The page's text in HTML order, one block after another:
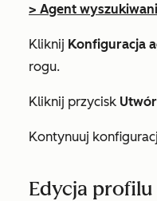
> Agent
Kliknij Konfiguracja
rogu.
Kliknij przycisk
Kontynuuj
Edycja